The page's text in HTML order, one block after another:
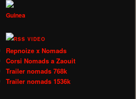
Guinea
VIDEO
Repnoize x Nomads
Corsi Nomads a Zaouit
Trailer nomads 768k
Trailer nomads 1536k